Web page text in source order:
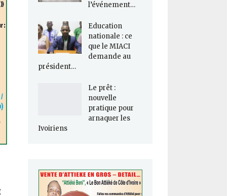
l’événement…
Education
nationale : ce
que le MIACI
demande au
président…
Le prêt :
nouvelle
pratique pour
arnaquer les
Ivoiriens